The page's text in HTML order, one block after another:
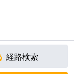
経路検索